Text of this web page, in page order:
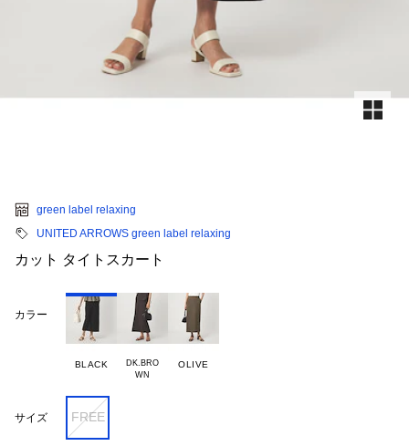
green label relaxing
UNITED ARROWS green label relaxing
カット タイトスカート
カラー
BLACK
DK.BRO
OLIVE
サイズ FREE